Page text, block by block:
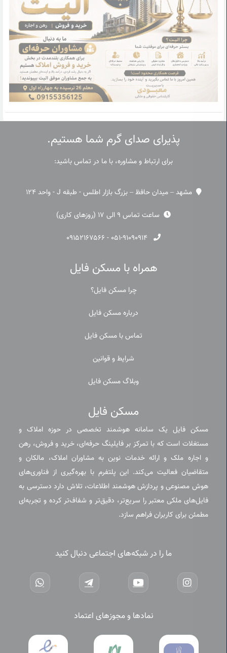
پذیرای صدای گرم شما هستیم.
برای ارتباط و مشاوره، با ما در تماس باشید:
مشهد – میدان حافظ – بزرگ بازار اطلس - طبقه J - واحد 124
ساعت تماس 9 الی 17 (روزهای کاری)
۰۵۱-۹۱۰۹۰۹۱۴ - ۰۹۱۵۲۱۶۷۵۶۶
همراه با مسکن فایل
چرا مسکن فایل؟
درباره مسکن فایل
تماس با مسکن فایل
شرایط و قوانین
وبلاگ مسکن فایل
مسکن فایل
مسکن فایل یک سامانه هوشمند تخصصی در حوزه املاک و
مستغلات است که با تمرکز بر فایلینگ حرفه‌ای، خرید و فروش، رهن
و اجاره ملک و ارائه خدمات نوین به مشاوران املاک، مالکان و
متقاضیان فعالیت می‌کند. این پلتفرم با بهره‌گیری از فناوری‌های
هوش مصنوعی و پردازش هوشمند اطلاعات، تلاش دارد دسترسی به
فایل‌های ملکی معتبر را سریع‌تر، دقیق‌تر و شفاف‌تر کرده و تجربه‌ای
مطمئن برای کاربران فراهم سازد.
ما را در شبکه‌های اجتماعی دنبال کنید
نمادها و مجوزهای اعتماد